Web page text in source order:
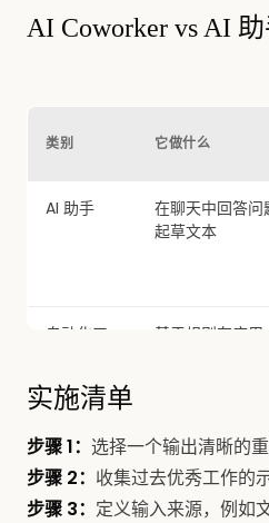
AI Coworker vs AI
类别 它做什么
AI 助手
在聊天中回答问
起草文本
自动化工
基于规则在应用
AI
Coworker
利用记忆、文
具和日程安排来
工作成果
实施清单
步骤 1： 选择一个输出清晰的
步骤 2： 收集过去优秀工作的
步骤 3： 定义输入来源，例如